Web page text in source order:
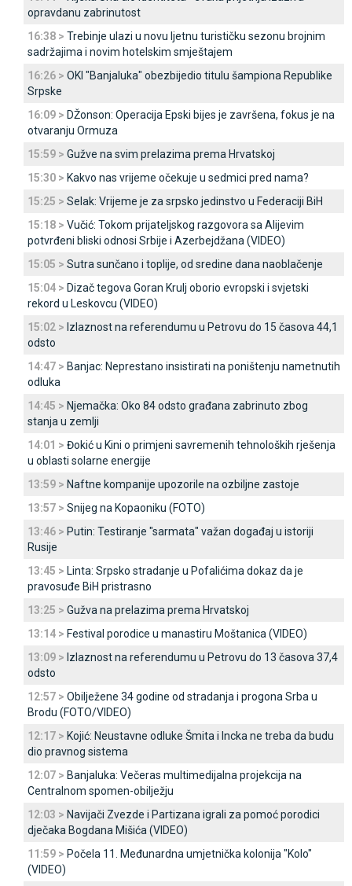
opravdanu zabrinutost
16:38 > Trebinje ulazi u novu ljetnu turističku sezonu brojnim
sadržajima i novim hotelskim smještajem
16:26 > OKI "Banjaluka" obezbijedio titulu šampiona Republike
Srpske
16:09 > DŽonson: Operacija Epski bijes je završena, fokus je na
otvaranju Ormuza
15:59 > Gužve na svim prelazima prema Hrvatskoj
15:30 > Kakvo nas vrijeme očekuje u sedmici pred nama?
15:25 > Selak: Vrijeme je za srpsko jedinstvo u Federaciji BiH
15:18 > Vučić: Tokom prijateljskog razgovora sa Alijevim
potvrđeni bliski odnosi Srbije i Azerbejdžana (VIDEO)
15:05 > Sutra sunčano i toplije, od sredine dana naoblačenje
15:04 > Dizač tegova Goran Krulj oborio evropski i svjetski
rekord u Leskovcu (VIDEO)
15:02 > Izlaznost na referendumu u Petrovu do 15 časova 44,1
odsto
14:47 > Banjac: Neprestano insistirati na poništenju nametnutih
odluka
14:45 > Njemačka: Oko 84 odsto građana zabrinuto zbog
stanja u zemlji
14:01 > Đokić u Kini o primjeni savremenih tehnoloških rješenja
u oblasti solarne energije
13:59 > Naftne kompanije upozorile na ozbiljne zastoje
13:57 > Snijeg na Kopaoniku (FOTO)
13:46 > Putin: Testiranje "sarmata" važan događaj u istoriji
Rusije
13:45 > Linta: Srpsko stradanje u Pofalićima dokaz da je
pravosuđe BiH pristrasno
13:25 > Gužva na prelazima prema Hrvatskoj
13:14 > Festival porodice u manastiru Moštanica (VIDEO)
13:09 > Izlaznost na referendumu u Petrovu do 13 časova 37,4
odsto
12:57 > Obilježene 34 godine od stradanja i progona Srba u
Brodu (FOTO/VIDEO)
12:17 > Kojić: Neustavne odluke Šmita i Incka ne treba da budu
dio pravnog sistema
12:07 > Banjaluka: Večeras multimedijalna projekcija na
Centralnom spomen-obilježju
12:03 > Navijači Zvezde i Partizana igrali za pomoć porodici
dječaka Bogdana Mišića (VIDEO)
11:59 > Počela 11. Međunardna umjetnička kolonija "Kolo"
(VIDEO)